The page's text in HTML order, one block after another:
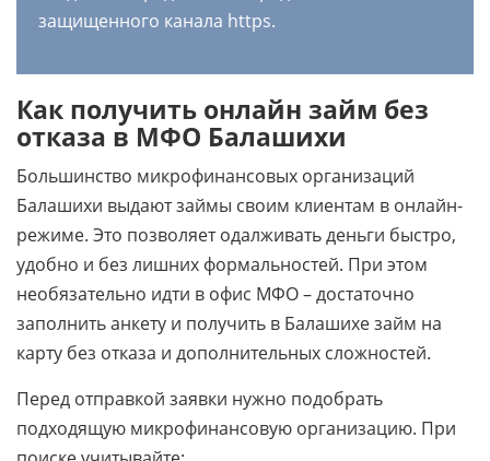
защищенного канала https.
Как получить онлайн займ без
отказа в МФО Балашихи
Большинство микрофинансовых организаций
Балашихи выдают займы своим клиентам в онлайн-
режиме. Это позволяет одалживать деньги быстро,
удобно и без лишних формальностей. При этом
необязательно идти в офис МФО – достаточно
заполнить анкету и получить в Балашихе займ на
карту без отказа и дополнительных сложностей.
Перед отправкой заявки нужно подобрать
подходящую микрофинансовую организацию. При